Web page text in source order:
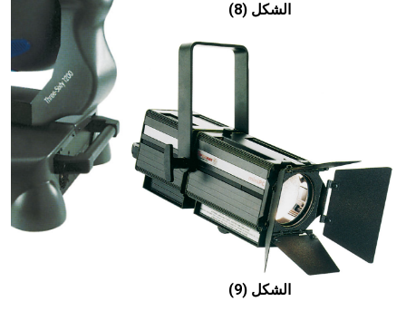
الشكل (8)
الشكل (9)